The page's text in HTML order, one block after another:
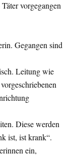
vorgegangen
Gegangen sind
Leitung wie
Diese werden
ist, ist krank“.
ein,